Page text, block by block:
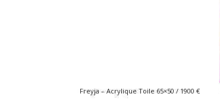
Freyja – Acrylique Toile 65×50 / 1900 €